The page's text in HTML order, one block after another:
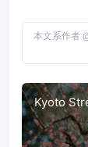
本文系作者
Kyoto